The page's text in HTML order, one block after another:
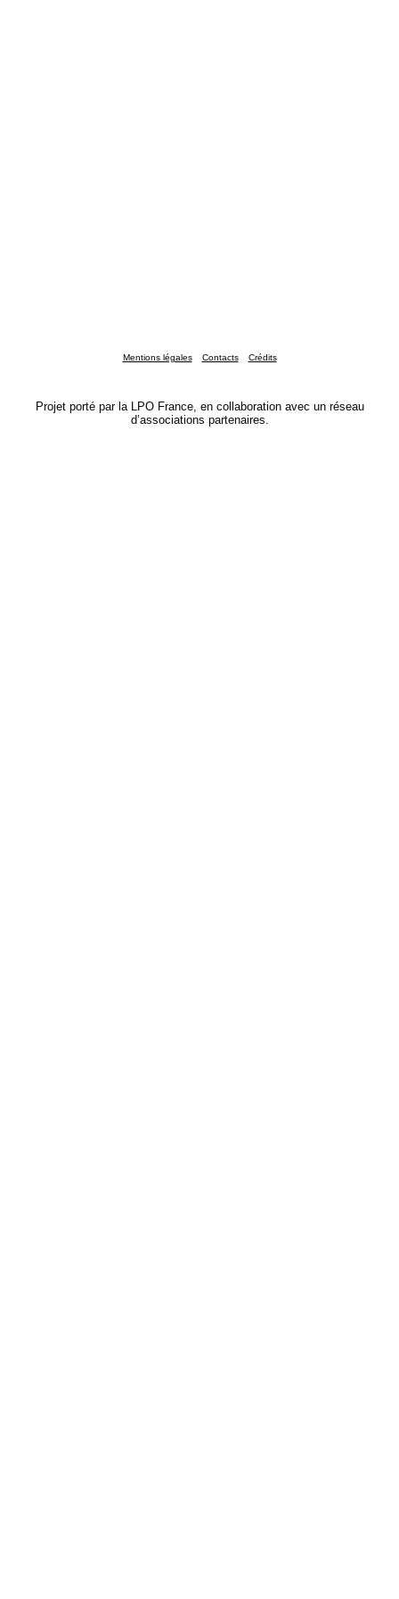
Mentions légales Contacts Crédits
Projet porté par la LPO France, en collaboration avec un réseau
d’associations partenaires.